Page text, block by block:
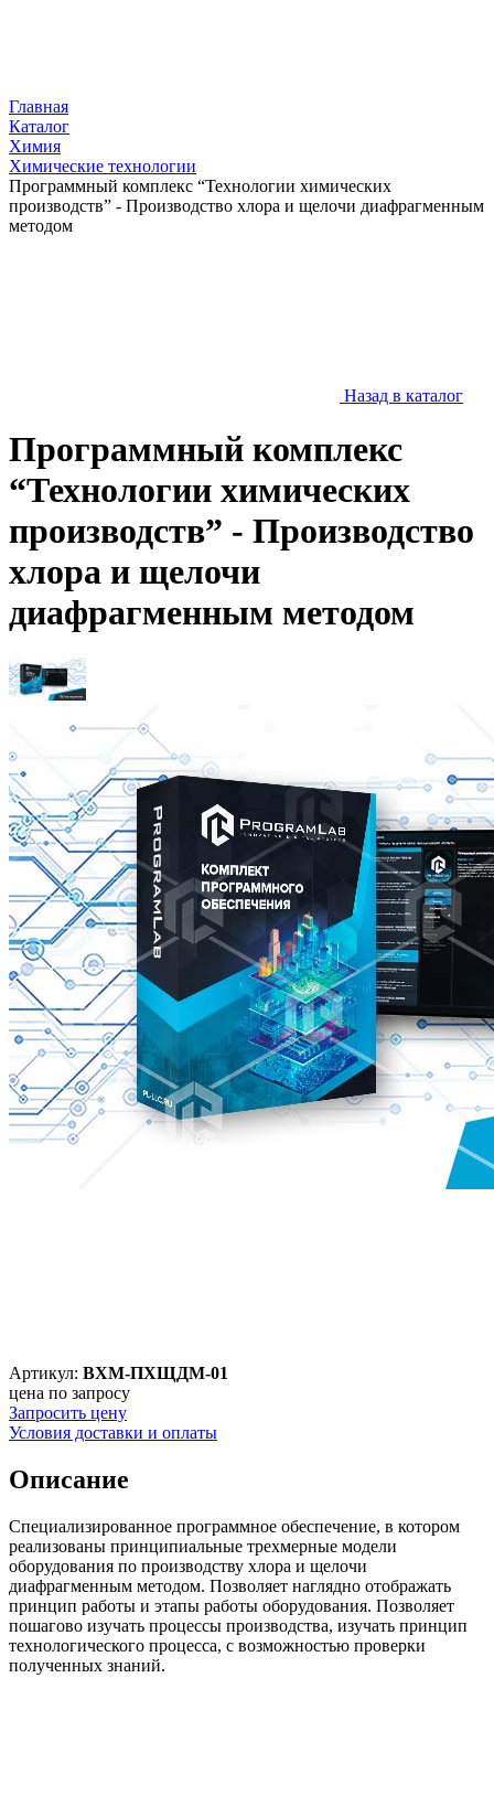
Главная
Каталог
Химия
Химические технологии
Программный комплекс “Технологии химических
производств” - Производство хлора и щелочи диафрагменным
методом
Назад в каталог
Программный комплекс
“Технологии химических
производств” - Производство
хлора и щелочи
диафрагменным методом
Артикул: ВХМ-ПХЩДМ-01
цена по запросу
Запросить цену
Условия доставки и оплаты
Описание
Специализированное программное обеспечение, в котором
реализованы принципиальные трехмерные модели
оборудования по производству хлора и щелочи
диафрагменным методом. Позволяет наглядно отображать
принцип работы и этапы работы оборудования. Позволяет
пошагово изучать процессы производства, изучать принцип
технологического процесса, с возможностью проверки
полученных знаний.